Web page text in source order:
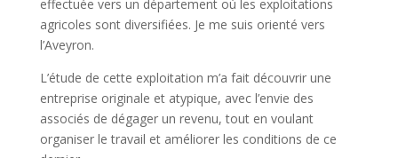
effectuée vers un département où les exploitations
agricoles sont diversifiées. Je me suis orienté vers
l’Aveyron.
L’étude de cette exploitation m’a fait découvrir une
entreprise originale et atypique, avec l’envie des
associés de dégager un revenu, tout en voulant
organiser le travail et améliorer les conditions de ce